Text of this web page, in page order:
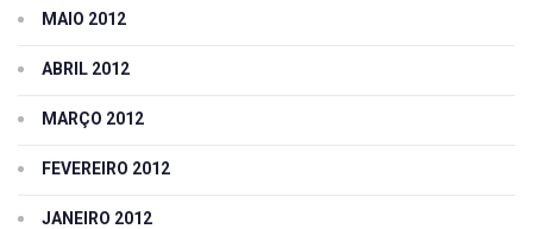
MAIO 2012
ABRIL 2012
MARÇO 2012
FEVEREIRO 2012
JANEIRO 2012